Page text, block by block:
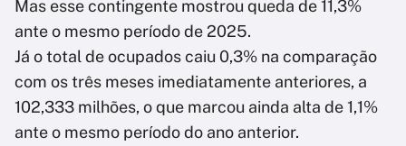
Mas esse contingente mostrou queda de 11,3%
ante o mesmo período de 2025.
Já o total de ocupados caiu 0,3% na comparação
com os três meses imediatamente anteriores, a
102,333 milhões, o que marcou ainda alta de 1,1%
ante o mesmo período do ano anterior.